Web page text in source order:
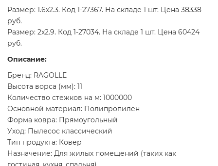
Размер: 1.6x2.3. Код 1-27367. На складе 1 шт. Цена 38338
руб.
Размер: 2x2.9. Код 1-27034. На складе 1 шт. Цена 60424
руб.
Описание:
Бренд: RAGOLLE
Высота ворса (мм): 11
Количество стежков на м: 1000000
Основной материал: Полипропилен
Форма ковра: Прямоугольный
Уход: Пылесос классический
Тип продукта: Ковер
Назначение: Для жилых помещений (таких как